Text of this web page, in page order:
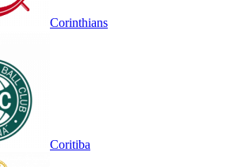
Corinthians
Coritiba